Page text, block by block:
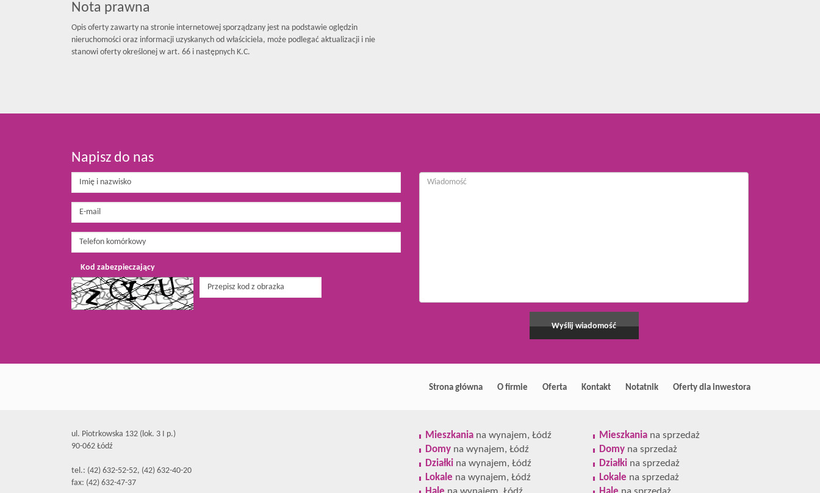
Nota prawna
Opis oferty zawarty na stronie internetowej sporządzany jest na podstawie oględzin
nieruchomości oraz informacji uzyskanych od właściciela, może podlegać aktualizacji i nie
stanowi oferty określonej w art. 66 i następnych K.C.
Napisz do nas
Kod zabezpieczający
Strona główna O firmie Oferta Kontakt Notatnik Oferty dla inwestora
ul. Piotrkowska 132 (lok. 3 I p.)
90-062 Łódź
tel.: (42) 632-52-52, (42) 632-40-20
fax: (42) 632-47-37
Mieszkania na wynajem, Łódź
Domy na wynajem, Łódź
Działki na wynajem, Łódź
Lokale na wynajem, Łódź
Mieszkania na sprzedaż
Domy na sprzedaż
Działki na sprzedaż
Lokale na sprzedaż